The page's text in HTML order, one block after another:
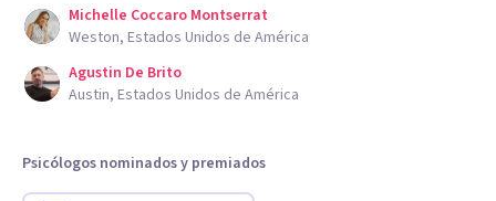
Michelle Coccaro Montserrat
Weston, Estados Unidos de América
Agustin De Brito
Austin, Estados Unidos de América
Psicólogos nominados y premiados